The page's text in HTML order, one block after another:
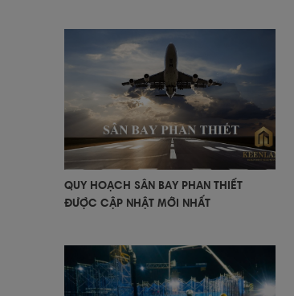
QUY HOẠCH SÂN BAY PHAN THIẾT
ĐƯỢC CẬP NHẬT MỚI NHẤT